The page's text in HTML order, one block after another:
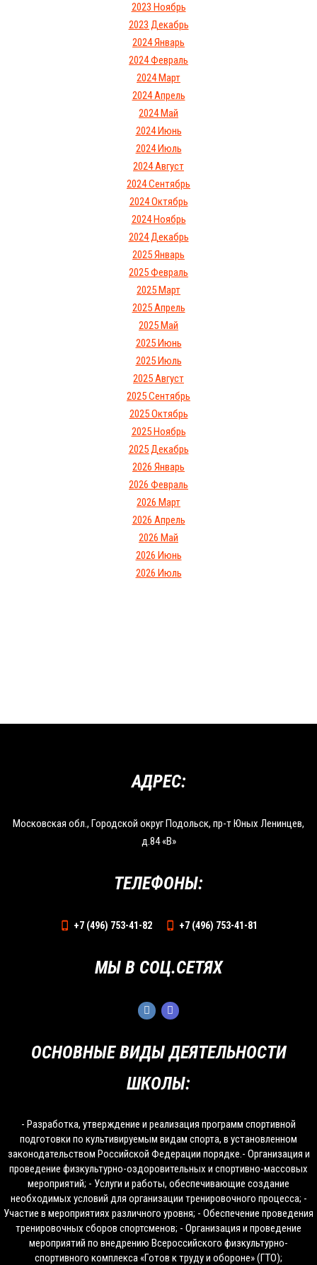
2023 Ноябрь
2023 Декабрь
2024 Январь
2024 Февраль
2024 Март
2024 Апрель
2024 Май
2024 Июнь
2024 Июль
2024 Август
2024 Сентябрь
2024 Октябрь
2024 Ноябрь
2024 Декабрь
2025 Январь
2025 Февраль
2025 Март
2025 Апрель
2025 Май
2025 Июнь
2025 Июль
2025 Август
2025 Сентябрь
2025 Октябрь
2025 Ноябрь
2025 Декабрь
2026 Январь
2026 Февраль
2026 Март
2026 Апрель
2026 Май
2026 Июнь
2026 Июль
ОСНОВНЫЕ ВИДЫ ДЕЯТЕЛЬНОСТИ
ШКОЛЫ:
- Разработка, утверждение и реализация программ спортивной
подготовки по культивируемым видам спорта, в установленном
законодательством Российской Федерации порядке.- Организация и
проведение физкультурно-оздоровительных и спортивно-массовых
мероприятий; - Услуги и работы, обеспечивающие создание
необходимых условий для организации тренировочного процесса; -
Участие в мероприятиях различного уровня; - Обеспечение проведения
тренировочных сборов спортсменов; - Организация и проведение
мероприятий по внедрению Всероссийского физкультурно-
спортивного комплекса «Готов к труду и обороне» (ГТО);
АДРЕС:
Московская обл., Городской округ Подольск, пр-т Юных Ленинцев,
д.84 «В»
ТЕЛЕФОНЫ:
+7 (496) 753-41-82 +7 (496) 753-41-81
МЫ В СОЦ.СЕТЯХ